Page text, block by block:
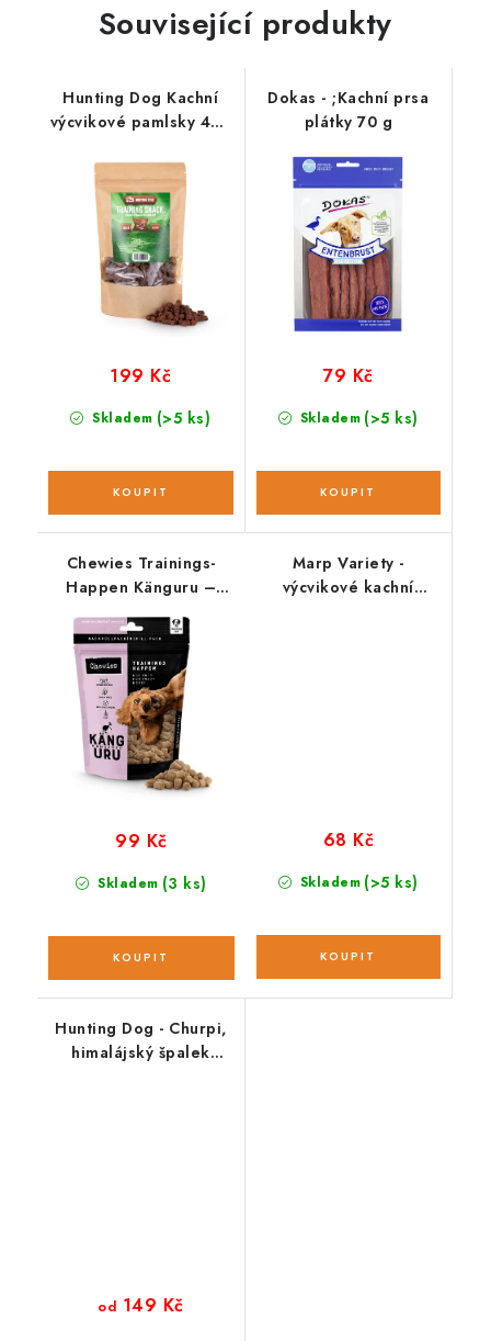
Související produkty
Hunting Dog Kachní
výcvikové pamlsky 400
Skladem (>5 ks)
199 Kč
Dokas - ;Kachní prsa
plátky 70 g
Skladem (>5 ks)
79 Kč
Chewies Trainings-
Happen Känguru –
Skladem (3 ks)
99 Kč
Marp Variety -
výcvikové kachní
Skladem (>5 ks)
68 Kč
Hunting Dog - Churpi,
himalájský špalek
od 149 Kč